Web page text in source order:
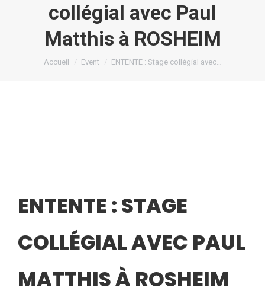
collégial avec Paul
Matthis à ROSHEIM
Vous êtes ici :
Accueil Event ENTENTE : Stage collégial avec…
ENTENTE : STAGE
COLLÉGIAL AVEC PAUL
MATTHIS À ROSHEIM